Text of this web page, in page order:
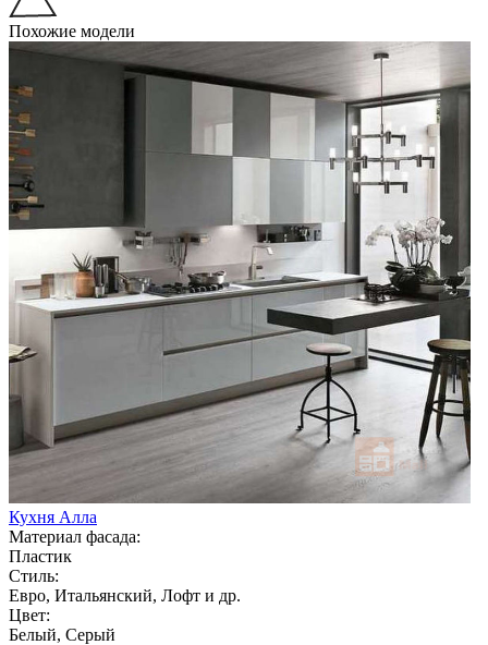
Похожие модели
Кухня Алла
Материал фасада:
Пластик
Стиль:
Евро, Итальянский, Лофт и др.
Цвет:
Белый, Серый